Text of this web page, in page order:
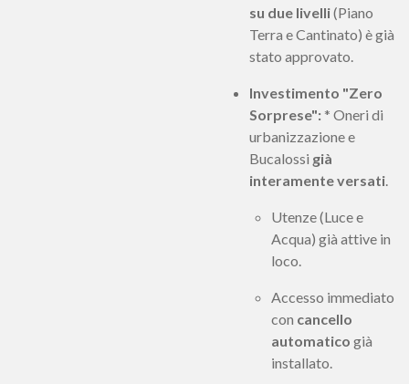
su due livelli(Piano
Terra e Cantinato) è già
stato approvato.
Investimento "Zero
Sorprese": * Oneri di
urbanizzazione e
Bucalossi già
interamente versati.
Utenze (Luce e
Acqua) già attive in
loco.
Accesso immediato
con cancello
automatico già
installato.